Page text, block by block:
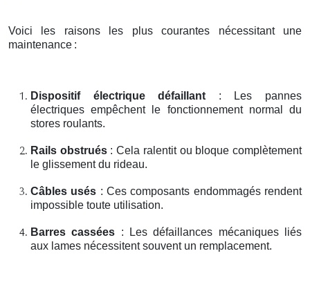
Voici les raisons les plus courantes nécessitant une
maintenance :
Dispositif électrique défaillant: Les pannes
électriques empêchent le fonctionnement normal du
stores roulants.
Rails obstrués: Cela ralentit ou bloque complètement
le glissement du rideau.
Câbles usés : Ces composants endommagés rendent
impossible toute utilisation.
Barres cassées : Les défaillances mécaniques liés
aux lames nécessitent souvent un remplacement.